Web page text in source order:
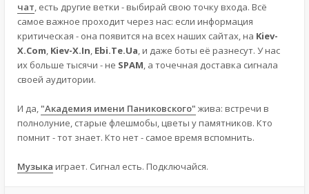
чат, есть другие ветки - выбирай свою точку входа. Всё
самое важное проходит через нас: если информация
критическая - она появится на всех наших сайтах, на Kiev-
X.Com, Kiev-X.In, Ebi.Te.Ua, и даже боты её разнесут. У нас
их больше тысячи - не SPAM, а точечная доставка сигнала
своей аудитории.
И да, "Академия имени Паниковского" жива: встречи в
полнолуние, старые флешмобы, цветы у памятников. Кто
помнит - тот знает. Кто нет - самое время вспомнить.
Музыка играет. Сигнал есть. Подключайся.